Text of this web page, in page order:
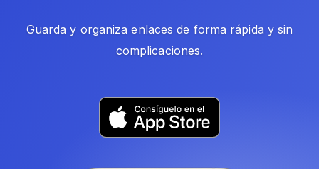
Guarda y organiza enlaces de forma rápida y sin
complicaciones.